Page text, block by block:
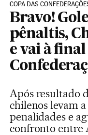
COPA DAS
Bravo!
pênaltis,
e vai à final
Após resultado
chilenos levam
penalidades e
confronto entre